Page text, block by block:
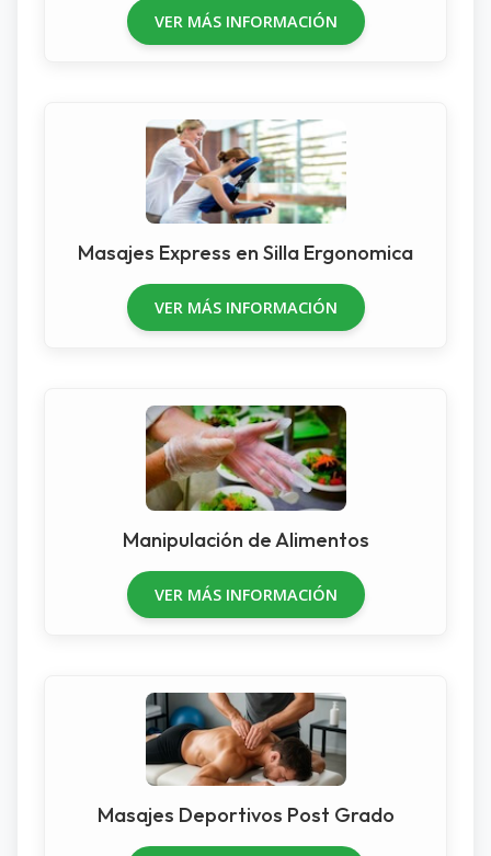
VER MÁS INFORMACIÓN
Masajes Express en Silla Ergonomica
VER MÁS INFORMACIÓN
Manipulación de Alimentos
VER MÁS INFORMACIÓN
Masajes Deportivos Post Grado